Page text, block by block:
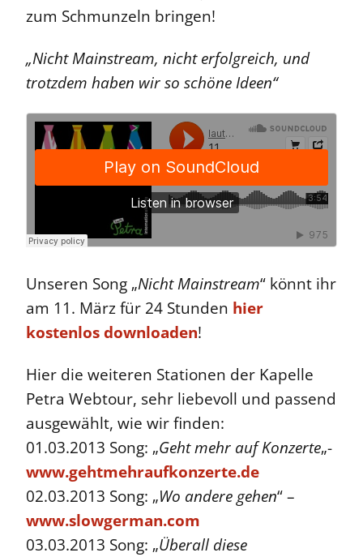
zum Schmunzeln bringen!
„Nicht Mainstream, nicht erfolgreich, und
trotzdem haben wir so schöne Ideen“
Unseren Song „Nicht Mainstream“ könnt ihr
am 11. März für 24 Stunden hier
kostenlos downloaden!
Hier die weiteren Stationen der Kapelle
Petra Webtour, sehr liebevoll und passend
ausgewählt, wie wir finden:
01.03.2013 Song: „Geht mehr auf Konzerte„-
www.gehtmehraufkonzerte.de
02.03.2013 Song: „Wo andere gehen“ –
www.slowgerman.com
03.03.2013 Song: „Überall diese